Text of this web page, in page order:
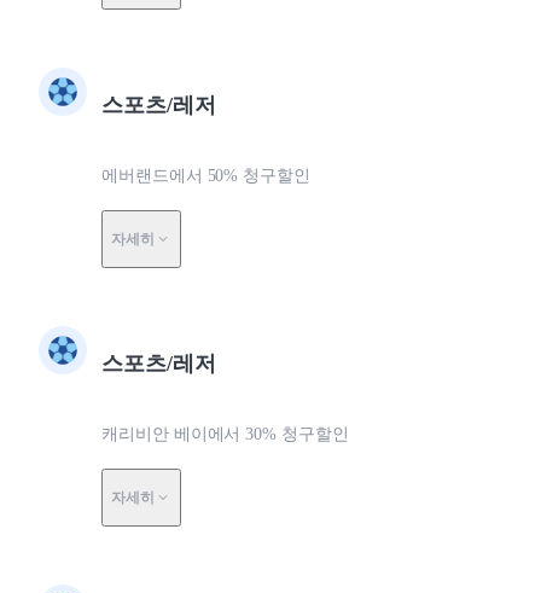
스포츠/레저
에버랜드에서 50% 청구할인
자세히
스포츠/레저
캐리비안 베이에서 30% 청구할인
자세히